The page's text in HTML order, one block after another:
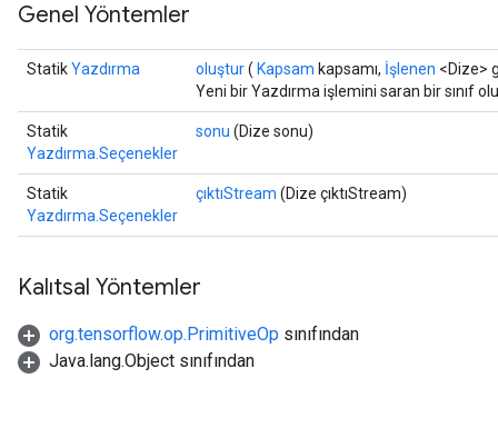
Genel Yöntemler
StatikYazdırma oluştur( Kapsam kapsamı, İşlenen <Dize>
Yeni bir Yazdırma işlemini saran bir sınıf
Statik
Yazdırma.Seçenekler
sonu (Dize sonu)
Statik
Yazdırma.Seçenekler
çıktıStream (Dize çıktıStream)
Kalıtsal Yöntemler
org.tensorflow.op.PrimitiveOp sınıfından
Java.lang.Object sınıfından